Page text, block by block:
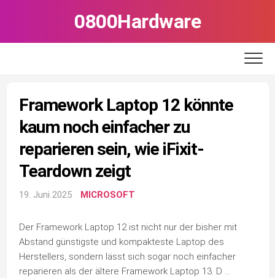
0800Hardware
Framework Laptop 12 könnte
kaum noch einfacher zu
reparieren sein, wie iFixit-
Teardown zeigt
19. Juni 2025 MICROSOFT
Der Framework Laptop 12 ist nicht nur der bisher mit
Abstand günstigste und kompakteste Laptop des
Herstellers, sondern lässt sich sogar noch einfacher
reparieren als der ältere Framework Laptop 13. D …